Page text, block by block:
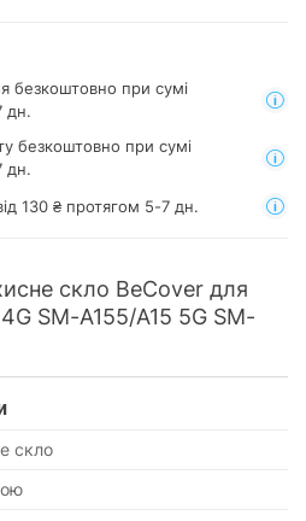
безкоштовно при сумі
дн.
безкоштовно при сумі
дн.
130 ₴ протягом 5-7 дн.
скло BeCover для
SM-A155/A15 5G SM-
скло